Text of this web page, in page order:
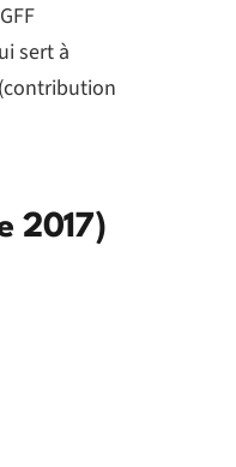
sert à
2017)